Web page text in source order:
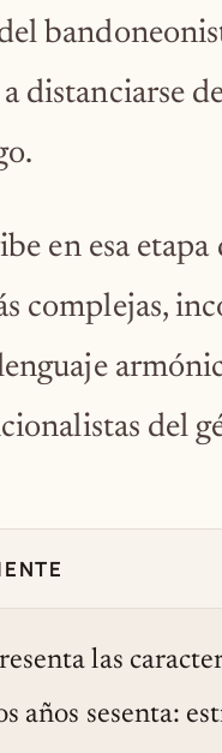
distanciarse
en esa
complejas,
del
las
años sesenta: